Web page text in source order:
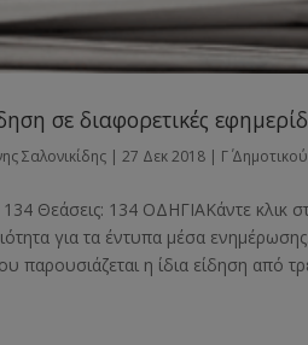
σε διαφορετικές
Σαλονικίδης | 27 Δεκ 2018 | Γ΄ Δημοτικού
134 Θεάσεις: 134 ΟΔΗΓΙΑΚάντε κλικ
για τα έντυπα μέσα
παρουσιάζεται η ίδια είδηση από